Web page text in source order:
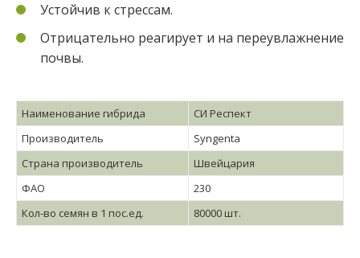
Устойчив к стрессам.
Отрицательно реагирует и на переувлажнение
почвы.
Наименование гибрида
СИ Респект
Производитель
Syngenta
Страна производитель
Швейцария
ФАО
230
Кол-во семян в 1 пос.ед.
80000 шт.